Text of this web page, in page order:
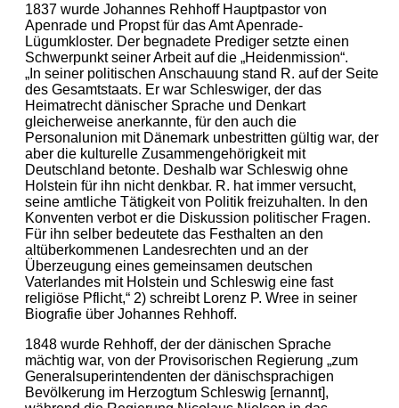
1837 wurde Johannes Rehhoff Hauptpastor von
Apenrade und Propst für das Amt Apenrade-
Lügumkloster. Der begnadete Prediger setzte einen
Schwerpunkt seiner Arbeit auf die „Heidenmission“.
„In seiner politischen Anschauung stand R. auf der Seite
des Gesamtstaats. Er war Schleswiger, der das
Heimatrecht dänischer Sprache und Denkart
gleicherweise anerkannte, für den auch die
Personalunion mit Dänemark unbestritten gültig war, der
aber die kulturelle Zusammengehörigkeit mit
Deutschland betonte. Deshalb war Schleswig ohne
Holstein für ihn nicht denkbar. R. hat immer versucht,
seine amtliche Tätigkeit von Politik freizuhalten. In den
Konventen verbot er die Diskussion politischer Fragen.
Für ihn selber bedeutete das Festhalten an den
altüberkommenen Landesrechten und an der
Überzeugung eines gemeinsamen deutschen
Vaterlandes mit Holstein und Schleswig eine fast
religiöse Pflicht,“ 2) schreibt Lorenz P. Wree in seiner
Biografie über Johannes Rehhoff.
1848 wurde Rehhoff, der der dänischen Sprache
mächtig war, von der Provisorischen Regierung „zum
Generalsuperintendenten der dänischsprachigen
Bevölkerung im Herzogtum Schleswig [ernannt],